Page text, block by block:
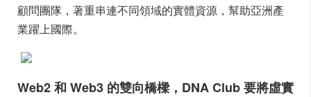
顧問團隊，著重串連不同領域的實體資源，幫助亞洲產
業躍上國際。
Web2 和 Web3 的雙向橋樑，DNA Club 要將虛實